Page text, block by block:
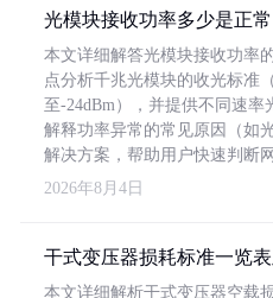
光模块接收功率多少是正常
本文详细解答光模块接收功率
点分析千兆光模块的收光标准
至-24dBm），并提供不同速
解释功率异常的常见原因（如
解决方案，帮助用户快速判断
2026年8月4日
干式变压器损耗标准一览
本文详细解析干式变压器空载